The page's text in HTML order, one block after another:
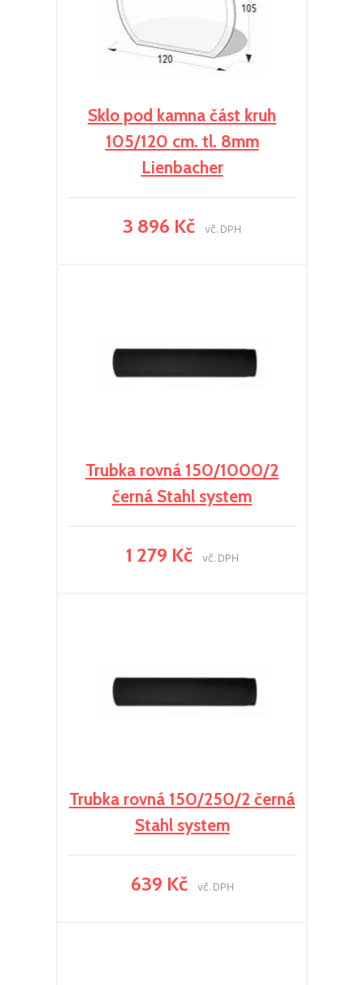
Sklo pod kamna část kruh
105/120 cm. tl. 8mm
Lienbacher
3 896 Kč vč. DPH
Trubka rovná 150/1000/2
černá Stahl system
1 279 Kč vč. DPH
Trubka rovná 150/250/2 černá
Stahl system
639 Kč vč. DPH